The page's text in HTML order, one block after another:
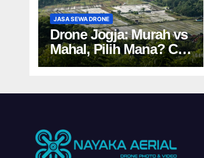
JASA SEWA DRONE
Drone Jogja: Murah vs
Mahal, Pilih Mana? Cek
Harga Sewa Drone